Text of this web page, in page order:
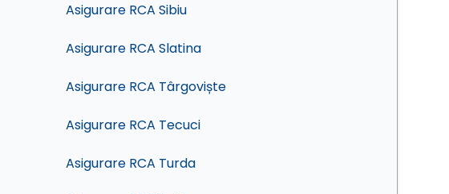
Asigurare RCA Sibiu
Asigurare RCA Slatina
Asigurare RCA Târgoviște
Asigurare RCA Tecuci
Asigurare RCA Turda